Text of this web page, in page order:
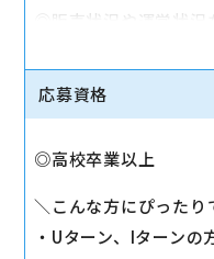
◎販売状況や運営状
◎スマホ教室の運営
拘束9時間(実働7時
例)9:30-18:30、
応募資格
◎高校卒業以上
＼こんな方にぴったり
・Uターン、Iターンの